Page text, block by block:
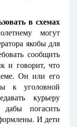
в схемах
могут
якобы для
сообщить
и говорит, что
Он или его
к уголовной
курьеру
погасить
И дети